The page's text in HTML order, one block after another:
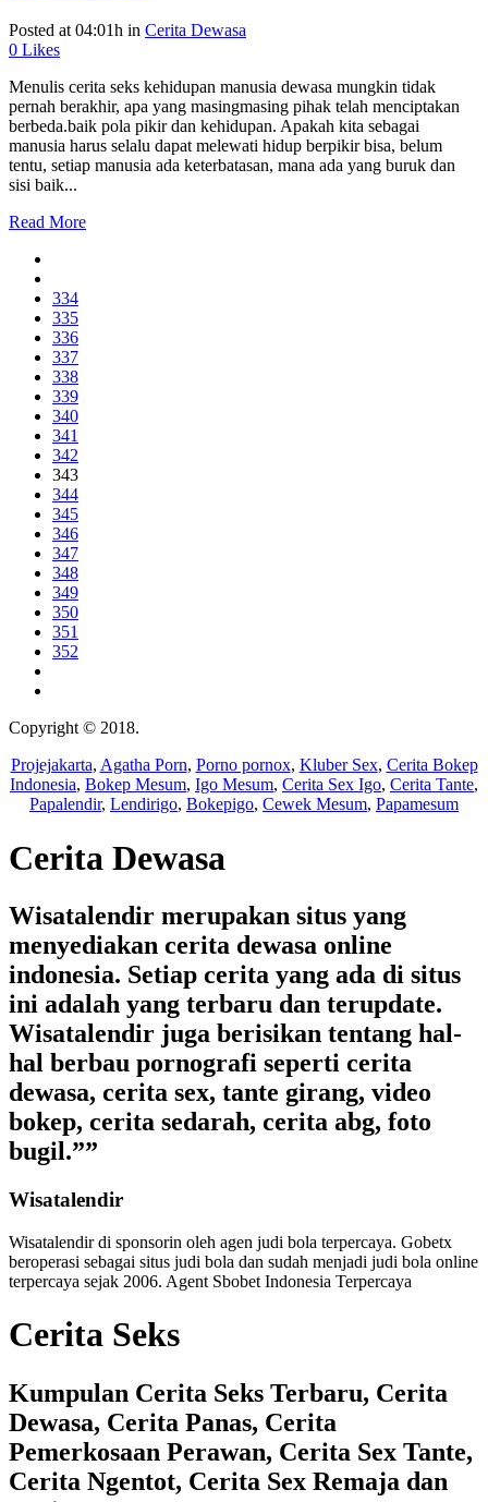
Posted at 04:01h in Cerita Dewasa
0 Likes
Menulis cerita seks kehidupan manusia dewasa mungkin tidak
pernah berakhir, apa yang masingmasing pihak telah menciptakan
berbeda.baik pola pikir dan kehidupan. Apakah kita sebagai
manusia harus selalu dapat melewati hidup berpikir bisa, belum
tentu, setiap manusia ada keterbatasan, mana ada yang buruk dan
sisi baik...
Read More
334
335
336
337
338
339
340
341
342
343
344
345
346
347
348
349
350
351
352
Copyright © 2018.
Projejakarta, Agatha Porn, Porno pornox, Kluber Sex, Cerita Bokep
Indonesia, Bokep Mesum, Igo Mesum, Cerita Sex Igo, Cerita Tante,
Papalendir, Lendirigo, Bokepigo, Cewek Mesum, Papamesum
Cerita Dewasa
Wisatalendir merupakan situs yang
menyediakan cerita dewasa online
indonesia. Setiap cerita yang ada di situs
ini adalah yang terbaru dan terupdate.
Wisatalendir juga berisikan tentang hal-
hal berbau pornografi seperti cerita
dewasa, cerita sex, tante girang, video
bokep, cerita sedarah, cerita abg, foto
bugil.””
Wisatalendir
Wisatalendir di sponsorin oleh agen judi bola terpercaya. Gobetx
beroperasi sebagai situs judi bola dan sudah menjadi judi bola online
terpercaya sejak 2006. Agent Sbobet Indonesia Terpercaya
Cerita Seks
Kumpulan Cerita Seks Terbaru, Cerita
Dewasa, Cerita Panas, Cerita
Pemerkosaan Perawan, Cerita Sex Tante,
Cerita Ngentot, Cerita Sex Remaja dan